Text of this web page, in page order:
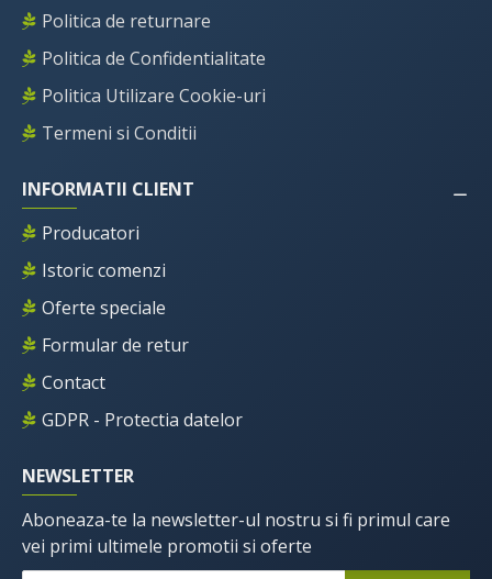
Politica de returnare
Politica de Confidentialitate
Politica Utilizare Cookie-uri
Termeni si Conditii
INFORMATII CLIENT
Producatori
Istoric comenzi
Oferte speciale
Formular de retur
Contact
GDPR - Protectia datelor
NEWSLETTER
Aboneaza-te la newsletter-ul nostru si fi primul care
vei primi ultimele promotii si oferte